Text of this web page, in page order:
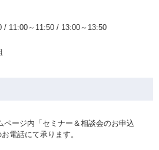
/ 11:00～11:50 / 13:00～13:50
ページ内「セミナー＆相談会のお申込
電話にて承ります。